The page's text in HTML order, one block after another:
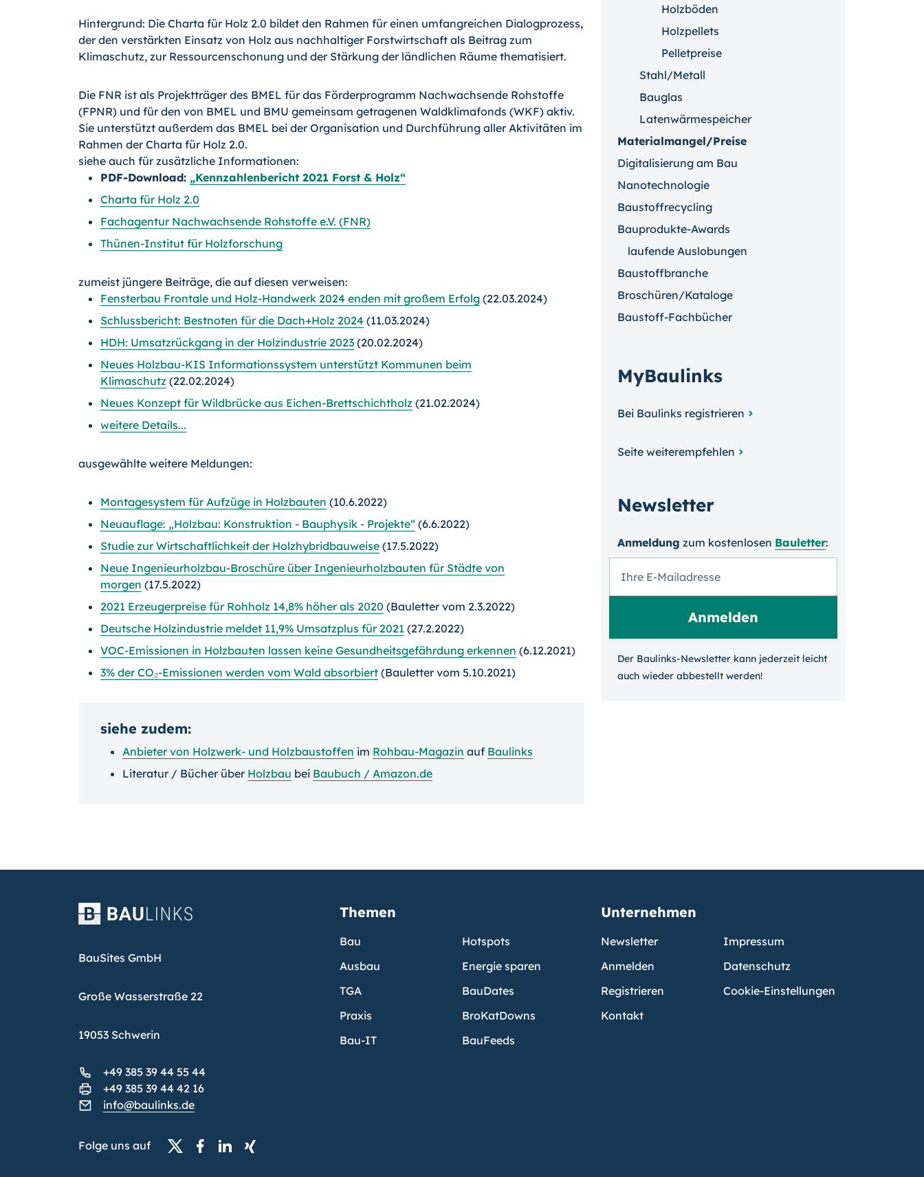
Hintergrund: Die Charta für Holz 2.0 bildet den Rahmen für einen umfangreichen Dialogprozess,
der den verstärkten Einsatz von Holz aus nachhaltiger Forstwirtschaft als Beitrag zum
Klimaschutz, zur Ressourcenschonung und der Stärkung der ländlichen Räume thematisiert.
Die FNR ist als Projektträger des BMEL für das Förderprogramm Nachwachsende Rohstoffe
(FPNR) und für den von BMEL und BMU gemeinsam getragenen Waldklimafonds (WKF) aktiv.
Sie unterstützt außerdem das BMEL bei der Organisation und Durchführung aller Aktivitäten im
Rahmen der Charta für Holz 2.0.
siehe auch für zusätzliche Informationen:
PDF-Download: „Kennzahlenbericht 2021 Forst & Holz“
Charta für Holz 2.0
Fachagentur Nachwachsende Rohstoffe e.V. (FNR)
Thünen-Institut für Holzforschung
zumeist jüngere Beiträge, die auf diesen verweisen:
Fensterbau Frontale und Holz-Handwerk 2024 enden mit großem Erfolg (22.03.2024)
Schlussbericht: Bestnoten für die Dach+Holz 2024 (11.03.2024)
HDH: Umsatzrückgang in der Holzindustrie 2023 (20.02.2024)
Neues Holzbau-KIS Informationssystem unterstützt Kommunen beim
Klimaschutz (22.02.2024)
Neues Konzept für Wildbrücke aus Eichen-Brettschichtholz (21.02.2024)
weitere Details...
ausgewählte weitere Meldungen:
Montagesystem für Aufzüge in Holzbauten (10.6.2022)
Neuauflage: „Holzbau: Konstruktion - Bauphysik - Projekte“ (6.6.2022)
Studie zur Wirtschaftlichkeit der Holzhybridbauweise (17.5.2022)
Neue Ingenieurholzbau-Broschüre über Ingenieurholzbauten für Städte von
morgen (17.5.2022)
2021 Erzeugerpreise für Rohholz 14,8% höher als 2020 (Bauletter vom 2.3.2022)
Deutsche Holzindustrie meldet 11,9% Umsatzplus für 2021 (27.2.2022)
VOC-Emissionen in Holzbauten lassen keine Gesundheitsgefährdung erkennen (6.12.2021)
3% der CO₂-Emissionen werden vom Wald absorbiert (Bauletter vom 5.10.2021)
siehe zudem:
Anbieter von Holzwerk- und Holzbaustoffen im Rohbau-Magazin auf Baulinks
Literatur / Bücher über Holzbau bei Baubuch / Amazon.de
Holzböden
Holzpellets
Pelletpreise
Stahl/Metall
Bauglas
Latenwärmespeicher
Materialmangel/Preise
Digitalisierung am Bau
Nanotechnologie
Baustoffrecycling
Bauprodukte-Awards
laufende Auslobungen
Baustoffbranche
Broschüren/Kataloge
Baustoff-Fachbücher
MyBaulinks
Bei Baulinks registrieren
Seite weiterempfehlen
Newsletter
Anmeldung zum kosten­losen Bauletter:
Der Baulinks-Newsletter kann jeder­zeit leicht
auch wieder ab­bestellt werden!
BauSites GmbH
Große Wasserstraße 22
19053 Schwerin
+49 385 39 44 55 44
+49 385 39 44 42 16
info@baulinks.de
Folge uns auf
Themen
Bau
Ausbau
TGA
Praxis
Bau-IT
Hotspots
Energie sparen
BauDates
BroKatDowns
BauFeeds
Unternehmen
Newsletter
Anmelden
Registrieren
Kontakt
Impressum
Datenschutz
Cookie-Einstellungen